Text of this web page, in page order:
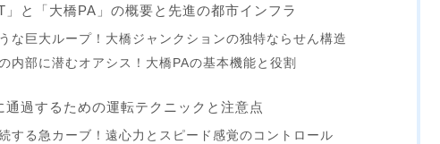
と「大橋PA」の概要と先進の都市インフラ
な巨大ループ！大橋ジャンクションの独特ならせん構造
内部に潜むオアシス！大橋PAの基本機能と役割
通過するための運転テクニックと注意点
する急カーブ！遠心力とスピード感覚のコントロール